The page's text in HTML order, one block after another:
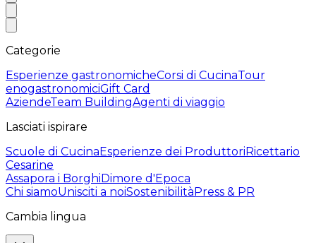
Categorie
Esperienze gastronomicheCorsi di CucinaTour
enogastronomiciGift Card
AziendeTeam BuildingAgenti di viaggio
Lasciati ispirare
Scuole di CucinaEsperienze dei ProduttoriRicettario
Cesarine
Assapora i BorghiDimore d'Epoca
Chi siamoUnisciti a noiSostenibilitàPress & PR
Cambia lingua